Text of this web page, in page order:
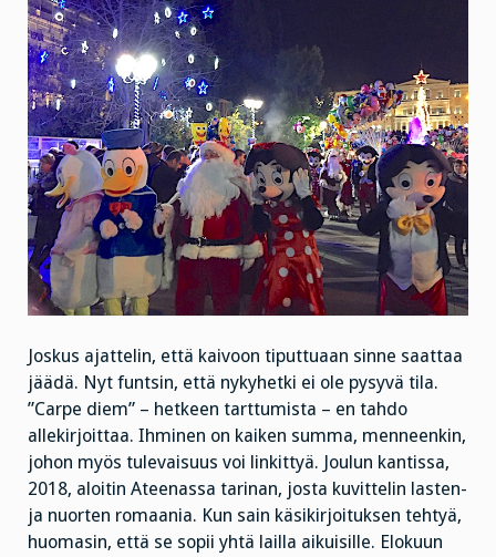
Joskus ajattelin, että kaivoon tiputtuaan sinne saattaa
jäädä. Nyt funtsin, että nykyhetki ei ole pysyvä tila.
”Carpe diem” – hetkeen tarttumista – en tahdo
allekirjoittaa. Ihminen on kaiken summa, menneenkin,
johon myös tulevaisuus voi linkittyä. Joulun kantissa,
2018, aloitin Ateenassa tarinan, josta kuvittelin lasten-
ja nuorten romaania. Kun sain käsikirjoituksen tehtyä,
huomasin, että se sopii yhtä lailla aikuisille. Elokuun